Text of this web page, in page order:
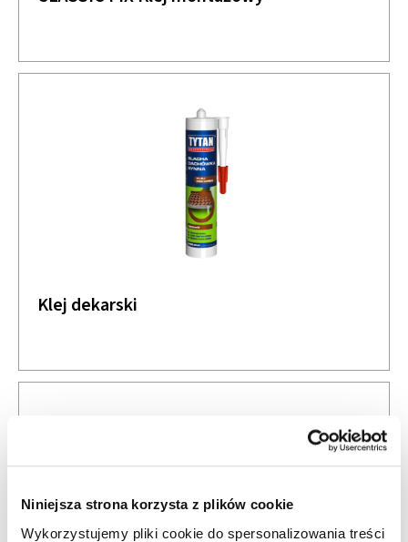
Niniejsza strona korzysta z plików cookie
Wykorzystujemy pliki cookie do spersonalizowania treści
Klej dekarski